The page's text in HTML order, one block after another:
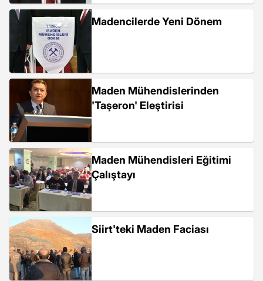
Madencilerde Yeni Dönem
Maden Mühendislerinden
'Taşeron' Eleştirisi
Maden Mühendisleri Eğitimi
Çalıştayı
Siirt'teki Maden Faciası